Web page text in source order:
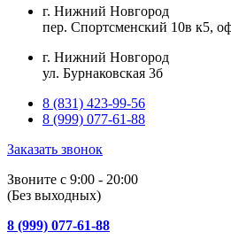
г. Нижний Новгород
пер. Спортсменский 10в к5,
г. Нижний Новгород
ул. Бурнаковская 3б
8 (831) 423-99-56
8 (999) 077-61-88
Заказать звонок
Звоните с 9:00 - 20:00
(Без выходных)
8 (999) 077-61-88